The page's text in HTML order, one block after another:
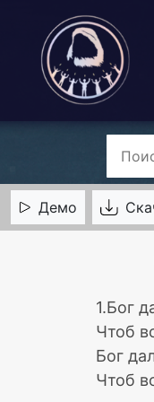
Демо
1.Бог
Чтоб
Бог
Чтоб